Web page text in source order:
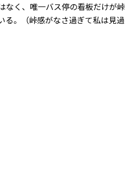
なく、唯一バス停の看板だけが峠
る。（峠感がなさ過ぎて私は見過